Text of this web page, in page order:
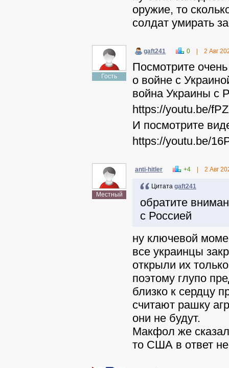
оружие, то
солдат умирать
Гость
gaft241 0 2 Авг
Посмотрите
о войне с
война Украины с
https://youtu.be/
И посмотрите
https://youtu.be/
Местный
anti-hitler +4 2 Авг
Цитата gaft241
обратите
с Россией
ну ключевой
все украинцы
открыли их
поэтому глупо
близко к сердцу
считают рашку
они не будут.
Макфол же
то США в ответ не